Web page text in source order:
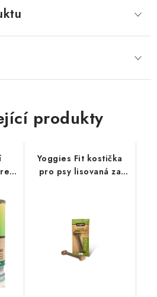
produkty
Yoggies Fit kostička
pro psy lisovaná za